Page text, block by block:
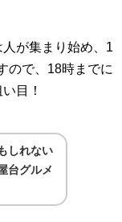
が集まり始め、1
ので、18時までに
目！
しれない
台グルメ